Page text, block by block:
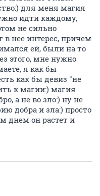
для меня магия
идти каждому,
не сильно
в нее интерес, причем
ей, были на то
этого, мне нужно
я как бы
как бы девиз "не
к магии:) магия
а не во зло:) ну не
добра и зла:) просто
днем он растет и